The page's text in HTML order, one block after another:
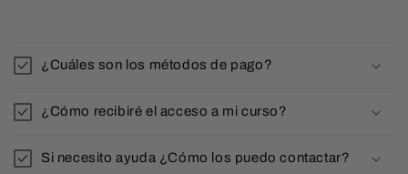
¿Cuáles son los métodos de pago?
¿Cómo recibiré el acceso a mi curso?
Si necesito ayuda ¿Cómo los puedo contactar?